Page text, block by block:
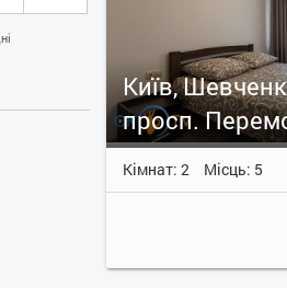
Київ,
просп.
Кімнат: 2 Місць: 5